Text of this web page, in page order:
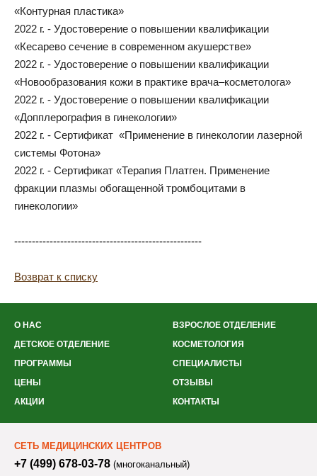
«Контурная пластика»
2022 г. - Удостоверение о повышении квалификации
«Кесарево сечение в современном акушерстве»
2022 г. - Удостоверение о повышении квалификации
«Новообразования кожи в практике врача–косметолога»
2022 г. - Удостоверение о повышении квалификации
«Допплерография в гинекологии»
2022 г. - Сертификат «Применение в гинекологии лазерной
системы Фотона»
2022 г. - Сертификат «Терапия Платген. Применение
фракции плазмы обогащенной тромбоцитами в
гинекологии»
-----------------------------------------------------
Возврат к списку
О НАС
ВЗРОСЛОЕ ОТДЕЛЕНИЕ
ДЕТСКОЕ ОТДЕЛЕНИЕ
КОСМЕТОЛОГИЯ
ПРОГРАММЫ
СПЕЦИАЛИСТЫ
ЦЕНЫ
ОТЗЫВЫ
АКЦИИ
КОНТАКТЫ
СЕТЬ МЕДИЦИНСКИХ ЦЕНТРОВ
+7 (499) 678-03-78 (многоканальный)